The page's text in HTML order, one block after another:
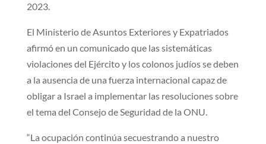
2023.
El Ministerio de Asuntos Exteriores y Expatriados
afirmó en un comunicado que las sistemáticas
violaciones del Ejército y los colonos judíos se deben
a la ausencia de una fuerza internacional capaz de
obligar a Israel a implementar las resoluciones sobre
el tema del Consejo de Seguridad de la ONU.
“La ocupación continúa secuestrando a nuestro